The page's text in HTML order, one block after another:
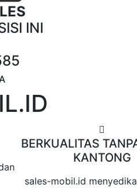
INI
BERKUALITAS
KANTONG
sales-mobil.id